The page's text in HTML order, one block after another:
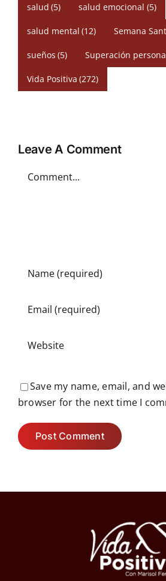
salud (5) salud emocional (5)
salud mental (12) Semana
sueños (5) Superación
Vida Positiva (272)
Leave A Comment
Save my name, email, and
browser for the next time I